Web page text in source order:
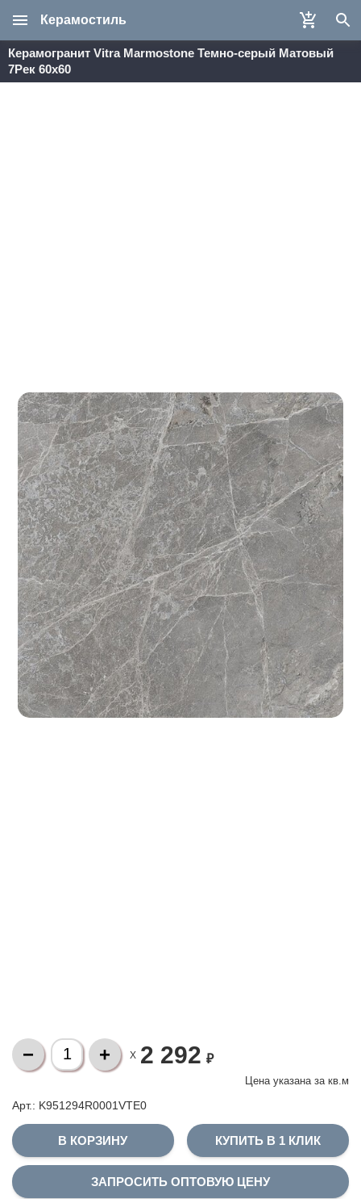
Керамостиль
Керамогранит Vitra Marmostone Темно-серый Матовый
7Рек 60х60
X 2 292 ₽
Цена указана за кв.м
Арт.: K951294R0001VTE0
КУПИТЬ В 1 КЛИК
ЗАПРОСИТЬ ОПТОВУЮ ЦЕНУ